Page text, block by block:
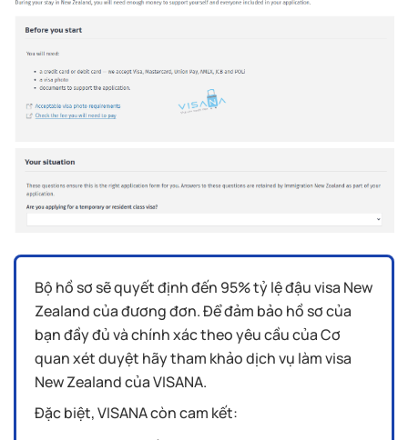
Bộ hồ sơ sẽ quyết định đến 95% tỷ lệ đậu visa New
Zealand của đương đơn. Để đảm bảo hồ sơ của
bạn đầy đủ và chính xác theo yêu cầu của Cơ
quan xét duyệt hãy tham khảo dịch vụ làm visa
New Zealand của VISANA.
Đặc biệt, VISANA còn cam kết: